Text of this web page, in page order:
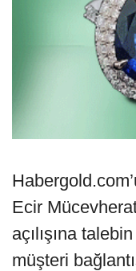
Ecir
açılışına
müşteri